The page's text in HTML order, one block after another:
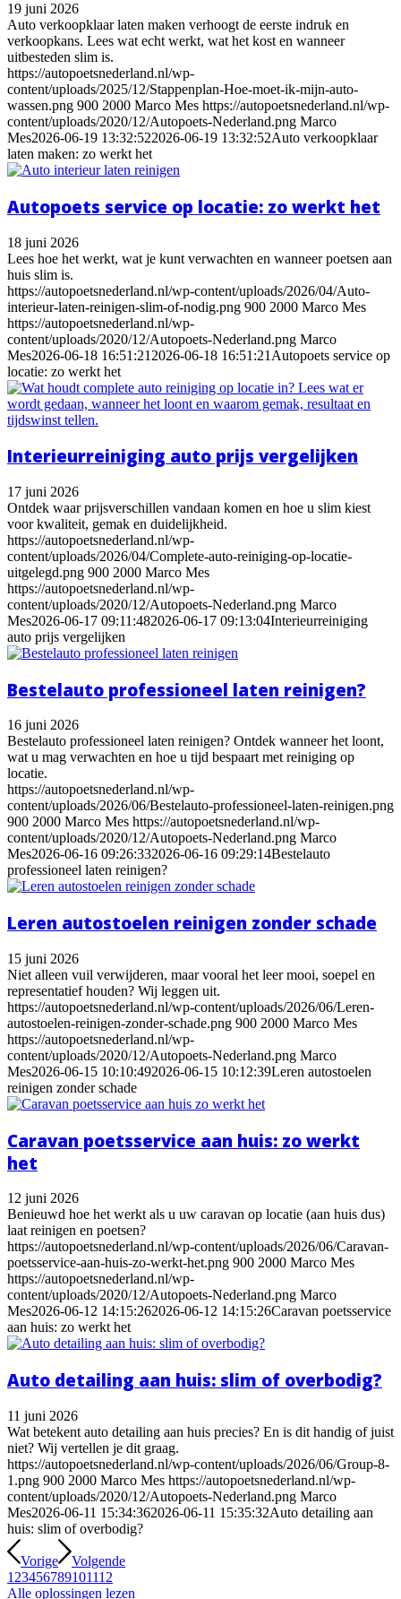
19 juni 2026
Auto verkoopklaar laten maken verhoogt de eerste indruk en
verkoopkans. Lees wat echt werkt, wat het kost en wanneer
uitbesteden slim is.
https://autopoetsnederland.nl/wp-
content/uploads/2025/12/Stappenplan-Hoe-moet-ik-mijn-auto-
wassen.png 900 2000 Marco Mes https://autopoetsnederland.nl/wp-
content/uploads/2020/12/Autopoets-Nederland.png Marco
Mes2026-06-19 13:32:522026-06-19 13:32:52Auto verkoopklaar
laten maken: zo werkt het
Autopoets service op locatie: zo werkt het
18 juni 2026
Lees hoe het werkt, wat je kunt verwachten en wanneer poetsen aan
huis slim is.
https://autopoetsnederland.nl/wp-content/uploads/2026/04/Auto-
interieur-laten-reinigen-slim-of-nodig.png 900 2000 Marco Mes
https://autopoetsnederland.nl/wp-
content/uploads/2020/12/Autopoets-Nederland.png Marco
Mes2026-06-18 16:51:21 2026-06-18 16:51:21 Autopoets service op
locatie: zo werkt het
Interieurreiniging auto prijs vergelijken
17 juni 2026
Ontdek waar prijsverschillen vandaan komen en hoe u slim kiest
voor kwaliteit, gemak en duidelijkheid.
https://autopoetsnederland.nl/wp-
content/uploads/2026/04/Complete-auto-reiniging-op-locatie-
uitgelegd.png 900 2000 Marco Mes
https://autopoetsnederland.nl/wp-
content/uploads/2020/12/Autopoets-Nederland.png Marco
Mes2026-06-17 09:11:482026-06-17 09:13:04Interieurreiniging
auto prijs vergelijken
Bestelauto professioneel laten reinigen?
16 juni 2026
Bestelauto professioneel laten reinigen? Ontdek wanneer het loont,
wat u mag verwachten en hoe u tijd bespaart met reiniging op
locatie.
https://autopoetsnederland.nl/wp-
content/uploads/2026/06/Bestelauto-professioneel-laten-reinigen.png
900 2000 Marco Mes https://autopoetsnederland.nl/wp-
content/uploads/2020/12/Autopoets-Nederland.png Marco
Mes2026-06-16 09:26:332026-06-16 09:29:14Bestelauto
professioneel laten reinigen?
Leren autostoelen reinigen zonder schade
15 juni 2026
Niet alleen vuil verwijderen, maar vooral het leer mooi, soepel en
representatief houden? Wij leggen uit.
https://autopoetsnederland.nl/wp-content/uploads/2026/06/Leren-
autostoelen-reinigen-zonder-schade.png 900 2000 Marco Mes
https://autopoetsnederland.nl/wp-
content/uploads/2020/12/Autopoets-Nederland.png Marco
Mes2026-06-15 10:10:492026-06-15 10:12:39Leren autostoelen
reinigen zonder schade
Caravan poetsservice aan huis: zo werkt
het
12 juni 2026
Benieuwd hoe het werkt als u uw caravan op locatie (aan huis dus)
laat reinigen en poetsen?
https://autopoetsnederland.nl/wp-content/uploads/2026/06/Caravan-
poetsservice-aan-huis-zo-werkt-het.png 900 2000 Marco Mes
https://autopoetsnederland.nl/wp-
content/uploads/2020/12/Autopoets-Nederland.png Marco
Mes2026-06-12 14:15:262026-06-12 14:15:26Caravan poetsservice
aan huis: zo werkt het
Auto detailing aan huis: slim of overbodig?
11 juni 2026
Wat betekent auto detailing aan huis precies? En is dit handig of juist
niet? Wij vertellen je dit graag.
https://autopoetsnederland.nl/wp-content/uploads/2026/06/Group-8-
1.png 900 2000 Marco Mes https://autopoetsnederland.nl/wp-
content/uploads/2020/12/Autopoets-Nederland.png Marco
Mes2026-06-11 15:34:362026-06-11 15:35:32Auto detailing aan
huis: slim of overbodig?
Vorige
Volgende
1 23456789101112
Alle oplossingen lezen